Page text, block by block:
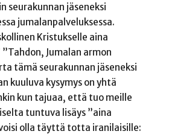
seurakunnan jäseneksi
jumalanpalveluksessa.
Kristukselle aina
Jumalan armon
tämä seurakunnan jäseneksi
kuuluva kysymys on yhtä
kun tajuaa, että tuo meille
tuntuva lisäys ”aina
olla täyttä totta iranilaisille: